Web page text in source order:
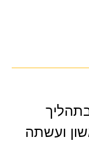
ועשתה